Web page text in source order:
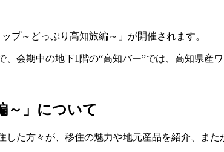
プ～どっぷり高知旅編～」が開催されます。
会期中の地下1階の“高知バー”では、高知県産
～」について
した方々が、移住の魅力や地元産品を紹介、ま